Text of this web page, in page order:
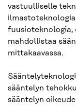
vastuulliselle
fuusioteknologia,
mahdollistaa
mittakaavassa.
sääntelyn
sääntelyn